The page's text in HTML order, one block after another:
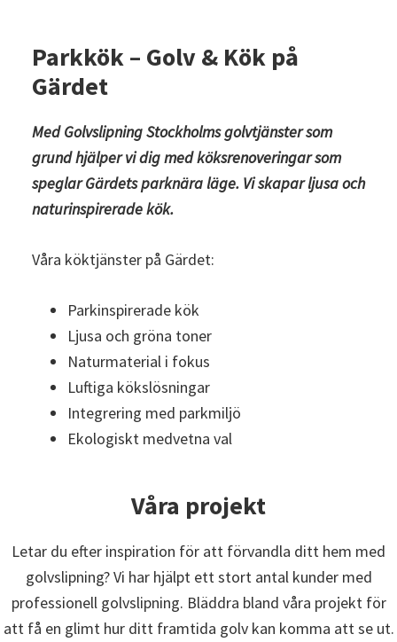
Parkkök – Golv & Kök på
Gärdet
Med Golvslipning Stockholmsgolvtjänster som
grund hjälper vi dig med köksrenoveringar som
speglar Gärdets parknära läge. Vi skapar ljusa och
naturinspirerade kök.
Våra köktjänster på Gärdet:
Parkinspirerade kök
Ljusa och gröna toner
Naturmaterial i fokus
Luftiga kökslösningar
Integrering med parkmiljö
Ekologiskt medvetna val
Våra projekt
Letar du efter inspiration för att förvandla ditt hem med
golvslipning? Vi har hjälpt ett stort antal kunder med
professionell golvslipning. Bläddra bland våra projekt för
att få en glimt hur ditt framtida golv kan komma att se ut.